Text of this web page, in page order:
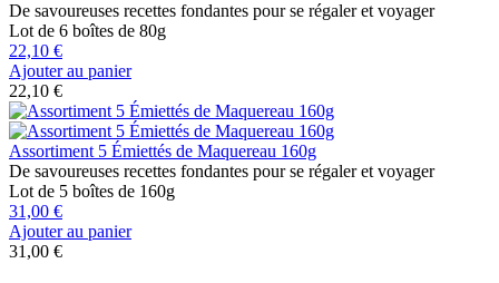
De savoureuses recettes fondantes pour se régaler et voyager
Lot de 6 boîtes de 80g
22,10 €
Ajouter au panier
22,10 €
Assortiment 5 Émiettés de Maquereau 160g
De savoureuses recettes fondantes pour se régaler et voyager
Lot de 5 boîtes de 160g
31,00 €
Ajouter au panier
31,00 €